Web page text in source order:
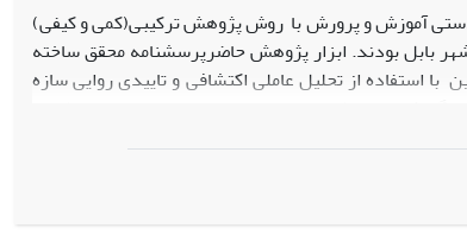
آموزش و پرورش با روش پژوهش ترکیبی(کمی و کیفی)
بابل بودند. ابزار پژوهش حاضرپرسشنامه محقق ساخته
همچنین با استفاده از تحلیل عاملی اکتشافی و تاییدی روایی سازه
مسیرهای مثبت و معنی داری بودند. همچنین نتایج نشان
ها، سلامت، توانایی ها، رغبت ها، باورها و صلاحیت